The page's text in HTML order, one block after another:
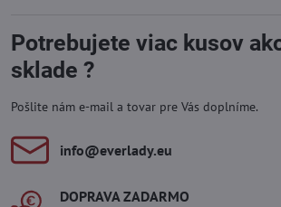
Potrebujete viac kusov
sklade ?
Pošlite nám e-mail a tovar pre Vás doplníme.
info​@everlady​.eu
DOPRAVA ZADARMO